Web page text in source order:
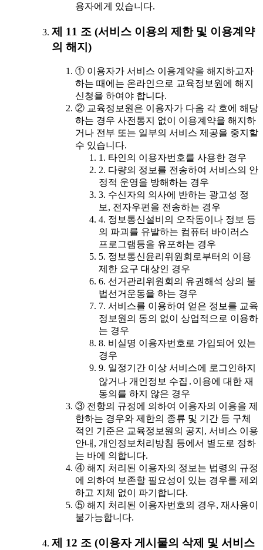
용자에게 있습니다.
제 11 조 (서비스 이용의 제한 및 이용계약
의 해지)
① 이용자가 서비스 이용계약을 해지하고자
하는 때에는 온라인으로 교육정보원에 해지
신청을 하여야 합니다.
② 교육정보원은 이용자가 다음 각 호에 해당
하는 경우 사전통지 없이 이용계약을 해지하
거나 전부 또는 일부의 서비스 제공을 중지할
수 있습니다.
1. 타인의 이용자번호를 사용한 경우
2. 다량의 정보를 전송하여 서비스의 안
정적 운영을 방해하는 경우
3. 수신자의 의사에 반하는 광고성 정
보, 전자우편을 전송하는 경우
4. 정보통신설비의 오작동이나 정보 등
의 파괴를 유발하는 컴퓨터 바이러스
프로그램등을 유포하는 경우
5. 정보통신윤리위원회로부터의 이용
제한 요구 대상인 경우
6. 선거관리위원회의 유권해석 상의 불
법선거운동을 하는 경우
7. 서비스를 이용하여 얻은 정보를 교육
정보원의 동의 없이 상업적으로 이용하
는 경우
8. 비실명 이용자번호로 가입되어 있는
경우
9. 일정기간 이상 서비스에 로그인하지
않거나 개인정보 수집․이용에 대한 재
동의를 하지 않은 경우
③ 전항의 규정에 의하여 이용자의 이용을 제
한하는 경우와 제한의 종류 및 기간 등 구체
적인 기준은 교육정보원의 공지, 서비스 이용
안내, 개인정보처리방침 등에서 별도로 정하
는 바에 의합니다.
④ 해지 처리된 이용자의 정보는 법령의 규정
에 의하여 보존할 필요성이 있는 경우를 제외
하고 지체 없이 파기합니다.
⑤ 해지 처리된 이용자번호의 경우, 재사용이
불가능합니다.
제 12 조 (이용자 게시물의 삭제 및 서비스